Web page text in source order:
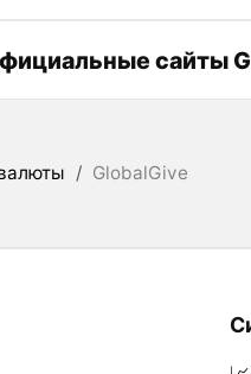
сайты
/ GlobalGive